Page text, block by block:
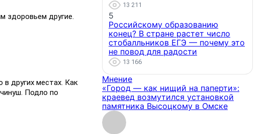
здоровьем другие.
других местах. Как
Подло по
13 211
5
Российскому образованию
конец? В стране растет число
стобалльников ЕГЭ — почему это
не повод для радости
13 166
Мнение
«Город — как нищий на паперти»:
краевед возмутился установкой
памятника Высоцкому в Омске